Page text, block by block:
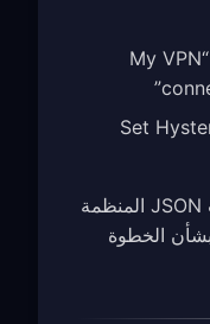
— “My VPN
— “Set
يقرأ الذكاء الاصطناعي مخرجات JSON المنظمة
الخطوة